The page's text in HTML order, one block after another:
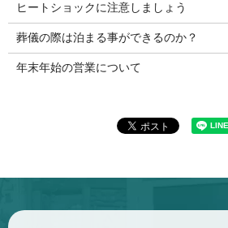
ヒートショックに注意しましょう
葬儀の際は泊まる事ができるのか？
年末年始の営業について